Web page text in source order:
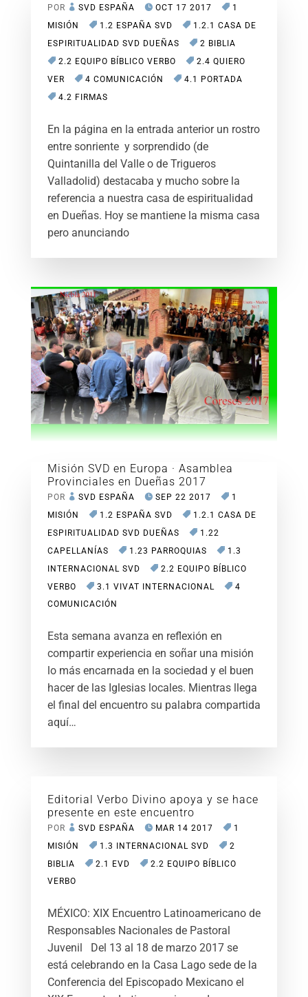
POR SVD ESPAÑA OCT 17 2017
1
MISIÓN
1.2 ESPAÑA SVD
1.2.1 CASA DE
ESPIRITUALIDAD SVD DUEÑAS
2 BIBLIA
2.2 EQUIPO BÍBLICO VERBO
2.4 QUIERO
VER
4 COMUNICACIÓN
4.1 PORTADA
4.2 FIRMAS
En la página en la entrada anterior un rostro
entre sonriente y sorprendido (de
Quintanilla del Valle o de Trigueros
Valladolid) destacaba y mucho sobre la
referencia a nuestra casa de espiritualidad
en Dueñas. Hoy se mantiene la misma casa
pero anunciando
Misión SVD en Europa · Asamblea
Provinciales en Dueñas 2017
POR SVD ESPAÑA SEP 22 2017
1
MISIÓN
1.2 ESPAÑA SVD
1.2.1 CASA DE
ESPIRITUALIDAD SVD DUEÑAS
1.22
CAPELLANÍAS
1.23 PARROQUIAS
1.3
INTERNACIONAL SVD
2.2 EQUIPO BÍBLICO
VERBO
3.1 VIVAT INTERNACIONAL
4
COMUNICACIÓN
Esta semana avanza en reflexión en
compartir experiencia en soñar una misión
lo más encarnada en la sociedad y el buen
hacer de las Iglesias locales. Mientras llega
el final del encuentro su palabra compartida
aquí…
Editorial Verbo Divino apoya y se hace
presente en este encuentro
POR SVD ESPAÑA MAR 14 2017
1
MISIÓN
1.3 INTERNACIONAL SVD
2
BIBLIA
2.1 EVD
2.2 EQUIPO BÍBLICO
VERBO
MÉXICO: XIX Encuentro Latinoamericano de
Responsables Nacionales de Pastoral
Juvenil Del 13 al 18 de marzo 2017 se
está celebrando en la Casa Lago sede de la
Conferencia del Episcopado Mexicano el